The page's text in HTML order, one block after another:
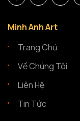
Minh Anh Art
Trang Chủ
Về Chúng Tôi
Liên Hệ
Tin Tức